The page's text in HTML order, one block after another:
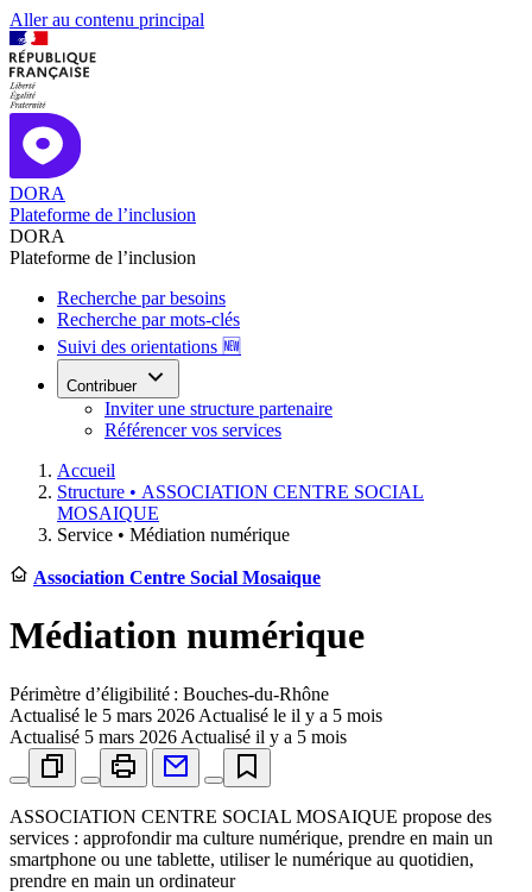
Aller au contenu principal
DORA
Plateforme de l’inclusion
DORA
Plateforme de l’inclusion
Recherche par besoins
Recherche par mots-clés
Suivi des orientations 🆕
Contribuer
Inviter une structure partenaire
Référencer vos services
Accueil
Structure • ASSOCIATION CENTRE SOCIAL
MOSAIQUE
Service • Médiation numérique
Association Centre Social Mosaique
Médiation numérique
Périmètre d’éligibilité : Bouches-du-Rhône
Actualisé le 5 mars 2026 Actualisé le il y a 5 mois
Actualisé 5 mars 2026 Actualisé il y a 5 mois
ASSOCIATION CENTRE SOCIAL MOSAIQUE propose des
services : approfondir ma culture numérique, prendre en main un
smartphone ou une tablette, utiliser le numérique au quotidien,
prendre en main un ordinateur